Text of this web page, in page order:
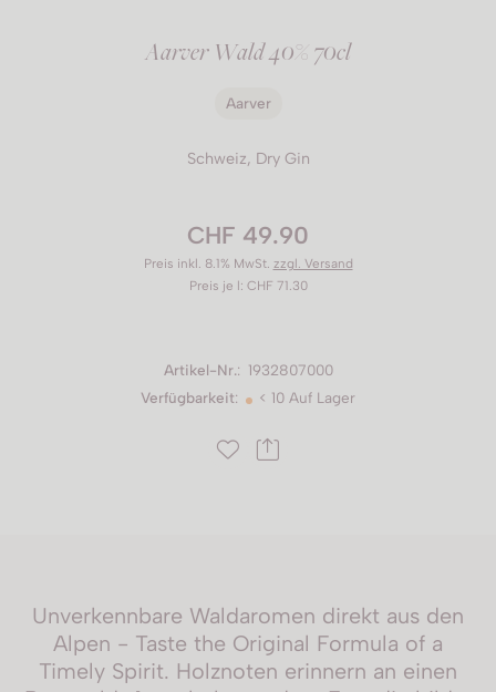
Aarver Wald 40% 70cl
Aarver
Schweiz, Dry Gin
CHF 49.90
Preis inkl. 8.1% MwSt. zzgl. Versand
Preis je l: CHF 71.30
Artikel-Nr.: 1932807000
Verfügbarkeit: < 10 Auf Lager
Unverkennbare Waldaromen direkt aus den
Alpen - Taste the Original Formula of a
Timely Spirit. Holznoten erinnern an einen